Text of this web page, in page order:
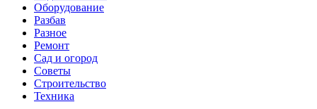
Оборудование
Разбав
Разное
Ремонт
Сад и огород
Советы
Строительство
Техника